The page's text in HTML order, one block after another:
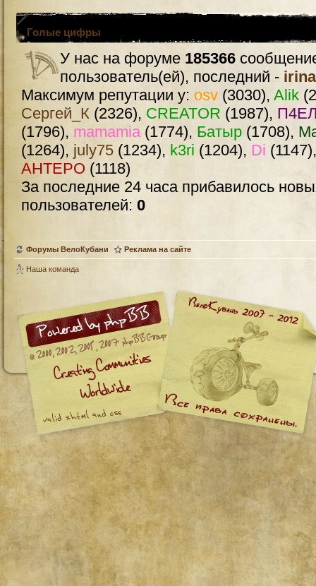
Голые цифры
У нас на форуме 185366
пользователь(ей), последний -
Максимум репутации у: osv (3030), Alik
Сергей_К (2326), CREATOR (1987),
(1796), mamamia(1774), Батыр (1708),
(1264), july75 (1234), k3ri (1204), Di
AHTEPO (1118)
За последние 24 часа прибавилось
пользователей: 0
Форумы ВелоКубани Реклама на сайте
Наша команда